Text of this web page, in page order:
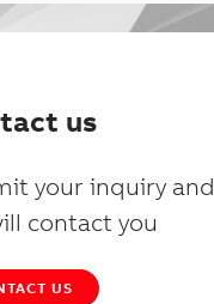
us
your inquiry and
contact you
US